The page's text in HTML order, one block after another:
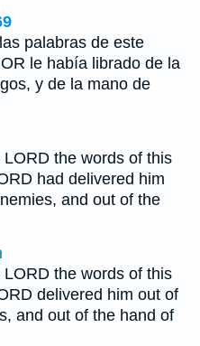
palabras de este
le había librado de la
y de la mano de
the words of this
had delivered him
and out of the
the words of this
delivered him out of
and out of the hand of